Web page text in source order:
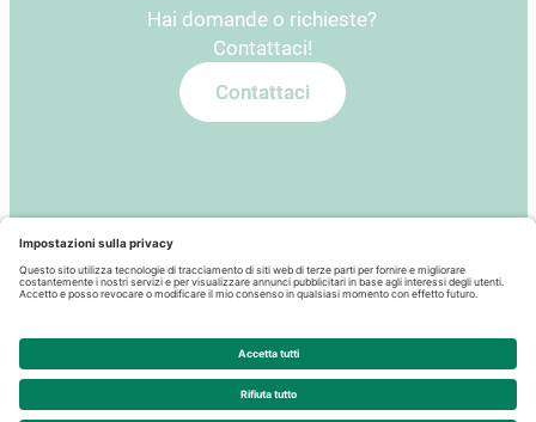
Hai domande o richieste?
Contattaci!
Contattaci
Iscriviti alla nostra newsletter
e resta sempre aggiornato!